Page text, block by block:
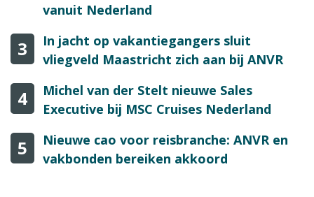
vanuit Nederland
3
In jacht op vakantiegangers sluit
vliegveld Maastricht zich aan bij ANVR
4
Michel van der Stelt nieuwe Sales
Executive bij MSC Cruises Nederland
5
Nieuwe cao voor reisbranche: ANVR en
vakbonden bereiken akkoord